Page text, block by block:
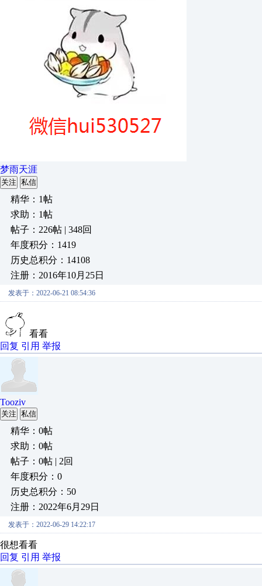
梦雨天涯
关注 私信
精华：1帖
求助：1帖
帖子：226帖 | 348回
年度积分：1419
历史总积分：14108
注册：2016年10月25日
发表于：2022-06-21 08:54:36
看看
回复 引用 举报
Tooziv
关注 私信
精华：0帖
求助：0帖
帖子：0帖 | 2回
年度积分：0
历史总积分：50
注册：2022年6月29日
发表于：2022-06-29 14:22:17
很想看看
回复 引用 举报